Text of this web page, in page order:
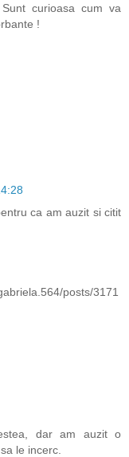
curioasa cum va
!
ca am auzit si citit
posts/3171
dar am auzit o
le incerc.